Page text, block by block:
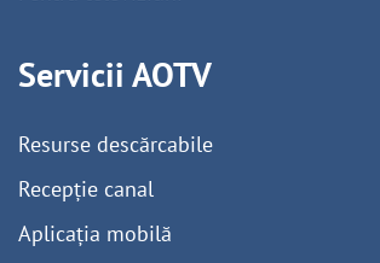
Servicii AOTV
Resurse descărcabile
Recepție canal
Aplicația mobilă